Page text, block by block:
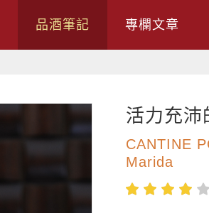
品酒筆記 專欄文章
活力充沛
CANTINE
Marida